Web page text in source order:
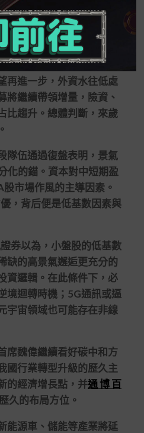
曉以為，2022年市場機
著住民財富入市趨勢強
機構是引流住民財富的主
再進一步，外資水往低處
將繼續帶領增量，險資、
比趨升。總體判斷，來歲
伍通過復盤表明，景氣
化的錨。資本對中短期盈
市場作風的主導因素。
，背后便是低基數因素與
以為，小盤股的低基數
缺的高景氣邂逅更充分的
資邏輯。在此條件下，必
境迴轉時機；5G通訊或逼
宇宙領域也可能存在非線
魏偉繼續看好碳中和方
國行業轉型升級的歷久主
的經濟增長點，并通 博 百
久的布局方位。
源車、儲能等產業將延